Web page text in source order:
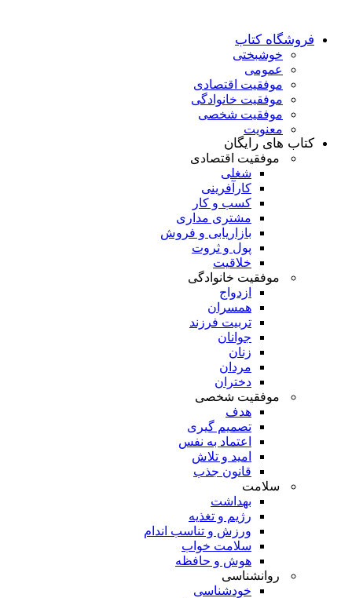
فروشگاه کتاب
خوشبختی
عمومی
موفقیت اقتصادی
موفقیت خانوادگی
موفقیت شخصی
معنویت
کتاب های رایگان
موفقیت اقتصادی
شغلی
کارآفرینی
کسب و کار
مشتری مداری
بازاریابی و فروش
پول و ثروت
خلاقیت
موفقیت خانوادگی
ازدواج
همسران
تربیت فرزند
جوانان
زنان
مردان
دختران
موفقیت شخصی
هدف
تصمیم گیری
اعتماد به نفس
امید و تلاش
قانون جذب
سلامت
بهداشت
رژیم و تغذیه
ورزش و تناسب اندام
سلامت خواب
هوش و حافظه
روانشناسی
خودشناسی